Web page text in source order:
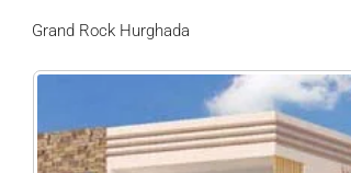
Grand Rock Hurghada